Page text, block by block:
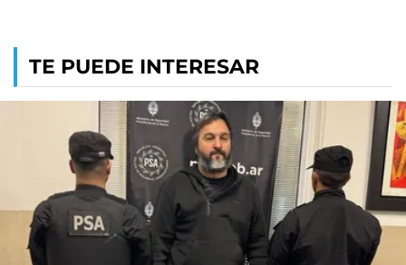
TE PUEDE INTERESAR